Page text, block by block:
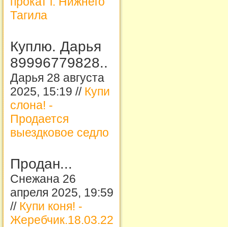
Тагила
Куплю. Дарья
89996779828..
Дарья 28 августа
2025, 15:19 // Купи
слона! -
Продается
выездковое седло
Продан...
Снежана 26
апреля 2025, 19:59
// Купи коня! -
Жеребчик.18.03.22